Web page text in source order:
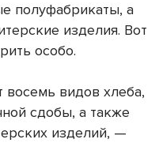
полуфабрикаты, а
изделия. Вот
особо.
видов хлеба,
сдобы, а также
изделий, —